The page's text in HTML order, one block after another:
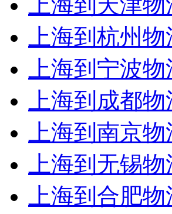
上海到杭州物
上海到宁波物
上海到成都物
上海到南京物
上海到无锡物
上海到合肥物